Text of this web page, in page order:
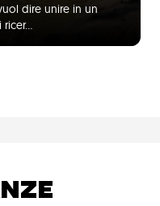
dire unire in un